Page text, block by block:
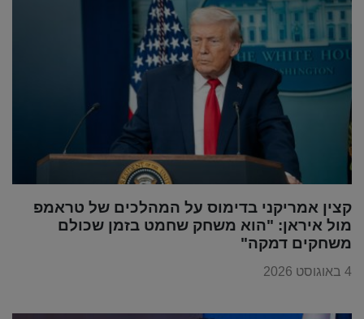
קצין אמריקני בדימוס על המהלכים של טראמפ
מול איראן: "הוא משחק שחמט בזמן שכולם
משחקים דמקה"
4 באוגוסט 2026